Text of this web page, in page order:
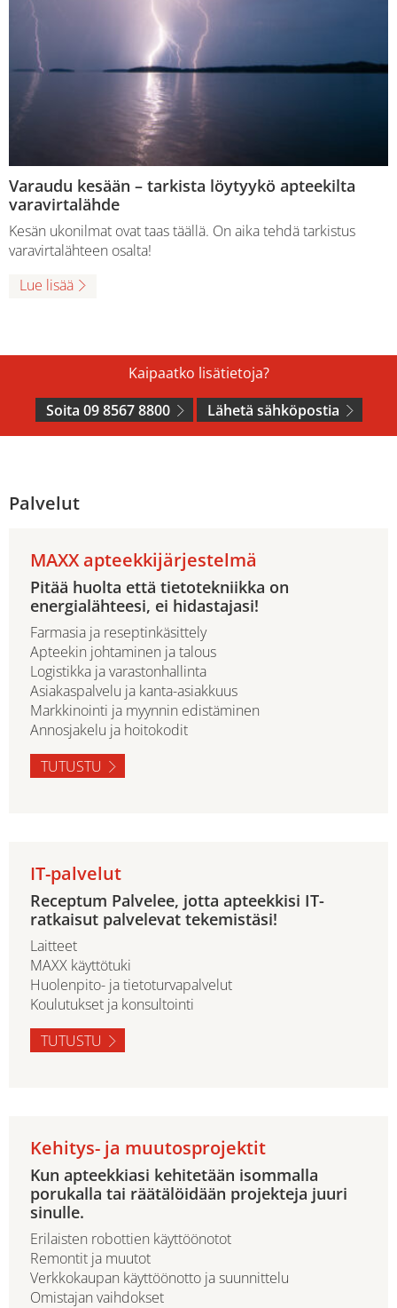
Varaudu kesään – tarkista löytyykö apteekilta
varavirtalähde
Kesän ukonilmat ovat taas täällä. On aika tehdä tarkistus
varavirtalähteen osalta!
Lue lisää
Kaipaatko lisätietoja?
Soita 09 8567 8800
Lähetä sähköpostia
Palvelut
MAXX apteekkijärjestelmä
Pitää huolta että tietotekniikka on
energialähteesi, ei hidastajasi!
Farmasia ja reseptinkäsittely
Apteekin johtaminen ja talous
Logistikka ja varastonhallinta
Asiakaspalvelu ja kanta-asiakkuus
Markkinointi ja myynnin edistäminen
Annosjakelu ja hoitokodit
TUTUSTU
IT-palvelut
Receptum Palvelee, jotta apteekkisi IT-
ratkaisut palvelevat tekemistäsi!
Laitteet
MAXX käyttötuki
Huolenpito- ja tietoturvapalvelut
Koulutukset ja konsultointi
TUTUSTU
Kehitys- ja muutosprojektit
Kun apteekkiasi kehitetään isommalla
porukalla tai räätälöidään projekteja juuri
sinulle.
Erilaisten robottien käyttöönotot
Remontit ja muutot
Verkkokaupan käyttöönotto ja suunnittelu
Omistajan vaihdokset